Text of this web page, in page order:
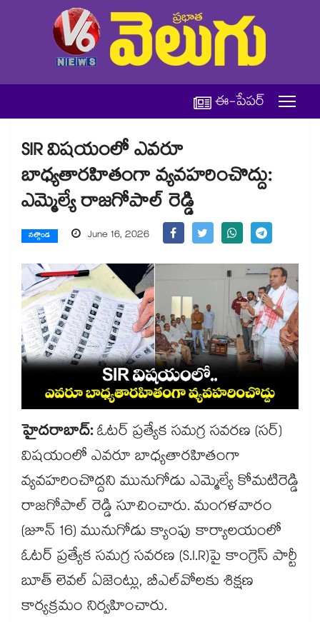
ఈ-పేపర్
SIR విషయంలో ఎవరూ
బాధ్యతారహితంగా వ్యవహరించొద్దు:
ఎమ్మెల్యే రాజగోపాల్ రెడ్డి
నల్గొండ June 16, 2026
హైదరాబాద్:ఓటర్ ప్రత్యేక సమగ్ర సవరణ (సర్)
విషయంలో ఎవరూ బాధ్యతారహితంగా
వ్యవహరించొద్దని మునుగోడు ఎమ్మెల్యే కోమటిరెడ్డి
రాజగోపాల్ రెడ్డి సూచించారు. మంగళవారం
(జూన్ 16) మునుగోడు క్యాంపు కార్యాలయంలో
ఓటర్ ప్రత్యేక సమగ్ర సవరణ (S.I.R)పై కాంగ్రెస్ పార్టీ
బూత్ లెవల్ ఏజెంట్లు, బీఎల్‌వోలకు శిక్షణ
కార్యక్రమం నిర్వహించారు.